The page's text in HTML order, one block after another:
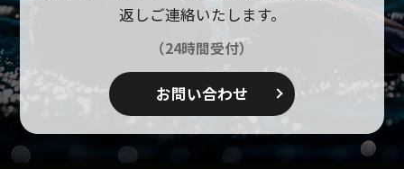
返しご連絡いたします。
（24時間受付）
お問い合わせ